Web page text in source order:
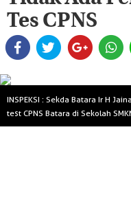
Tes CPNS
INSPEKSI : Sekda Batara Ir H
test CPNS Batara di Sekolah